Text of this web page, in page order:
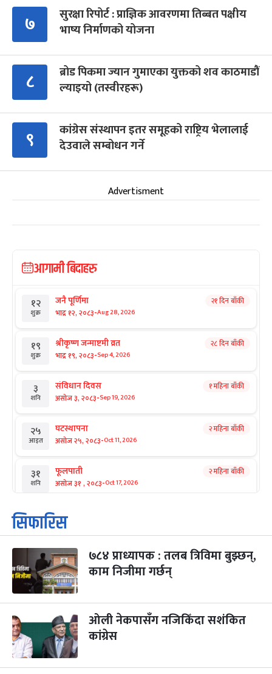
७
सुरक्षा रिपोर्ट : प्राज्ञिक आवरणमा तिब्बत पक्षीय
भाष्य निर्माणको योजना
८
ब्रोड पिकमा ज्यान गुमाएका युक्तको शव काठमाडौं
ल्याइयो (तस्वीरहरू)
९
कांग्रेस संस्थापन इतर समूहको राष्ट्रिय भेलालाई
देउवाले सम्बोधन गर्ने
Advertisment
आगामी बिदाहरु
१२
शुक्र
जनै पूर्णिमा
भाद्र १२, २०८३-Aug 28, 2026
२१ दिन बाँकी
१९
शुक्र
श्रीकृष्ण जन्माष्टमी व्रत
भाद्र १९, २०८३-Sep 4, 2026
२८ दिन बाँकी
३
शनि
संविधान दिवस
असोज ३, २०८३-Sep 19, 2026
१ महिना बाँकी
२५
आइत
घटस्थापना
असोज २५, २०८३-Oct 11, 2026
२ महिना बाँकी
३१
शनि
फूलपाती
असोज ३१ , २०८३-Oct 17, 2026
२ महिना बाँकी
१
आइत
कार्तिक सङ्क्रान्ति
कार्तिक १, २०८३
३
मंगल
महानवमी
कार्तिक ३, २०८३-Oct 20, 2026
२ महिना बाँकी
४
कार्तिक ४, २०८३ Oct 21, 2026
५
बिहि
पापा‌ङ्कुशा एकादशी व्रत
कार्तिक ५, २०८३
सिफारिस
७८४ प्राध्यापक : तलब त्रिविमा बुझ्छन्,
काम निजीमा गर्छन्
ओली नेकपासँग नजिकिँदा सशंकित
कांग्रेस